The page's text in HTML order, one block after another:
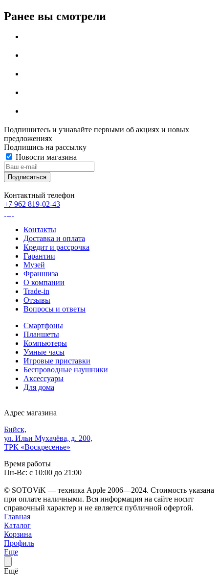
Ранее вы смотрели
Подпишитесь и узнавайте первыми об акциях и новых
предложениях
Подпишись на рассылку
Новости магазина
Контактный телефон
+7 962 819-02-43
Контакты
Доставка и оплата
Кредит и рассрочка
Гарантии
Музей
Франшиза
О компании
Trade-in
Отзывы
Вопросы и ответы
Смартфоны
Планшеты
Компьютеры
Умные часы
Игровые приставки
Беспроводные наушники
Аксессуары
Для дома
Адрес магазина
Бийск,
ул. Ильи Мухачёва, д. 200,
ТРК «Воскресенье»
Время работы
Пн-Вс: с 10:00 до 21:00
© SOTOViK — техника Apple 2006—2024. Стоимость указана
при оплате наличными. Вся информация на сайте носит
справочный характер и не является публичной офертой.
Главная
Каталог
Корзина
Профиль
Еще
Ещё